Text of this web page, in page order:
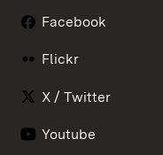
Facebook
Flickr
X / Twitter
Youtube